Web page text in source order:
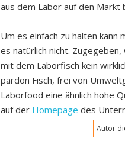
aus dem Labor auf den Markt
Um es einfach zu halten
es natürlich nicht.
mit dem Laborfisch kein
pardon Fisch, frei von
Laborfood eine ähnlich hohe
auf der Homepage des
Autor